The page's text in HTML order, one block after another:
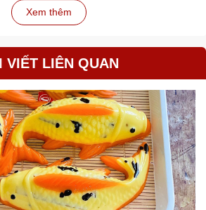
nước xà phòng, bạn hãy rửa sạch
để loại bỏ xà phòng.
rổ, lật lên lật xuống để nước chảy ra
phơi khuôn dưới ánh nắng mặt trời hoặc
trong nước lạnh và nước xà phòng ít
câu tróc ra dễ dàng và khuôn được làm
khuôn trong nước lạnh qua ngày, 2-3
Xem thêm
VIẾT LIÊN QUAN